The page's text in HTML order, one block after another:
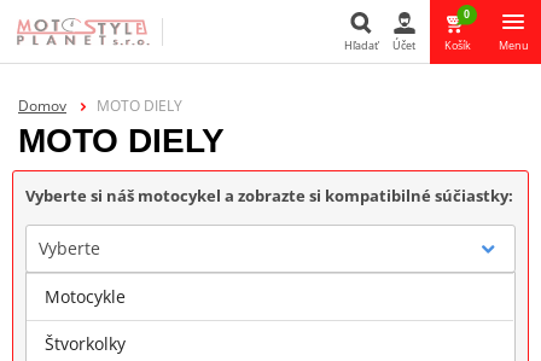
Hľadať Účet
0
Košík Menu
Domov MOTO DIELY
MOTO DIELY
Vyberte si náš motocykel a zobrazte si kompatibilné súčiastky:
Vyberte
Značka
Motocykle
Štvorkolky